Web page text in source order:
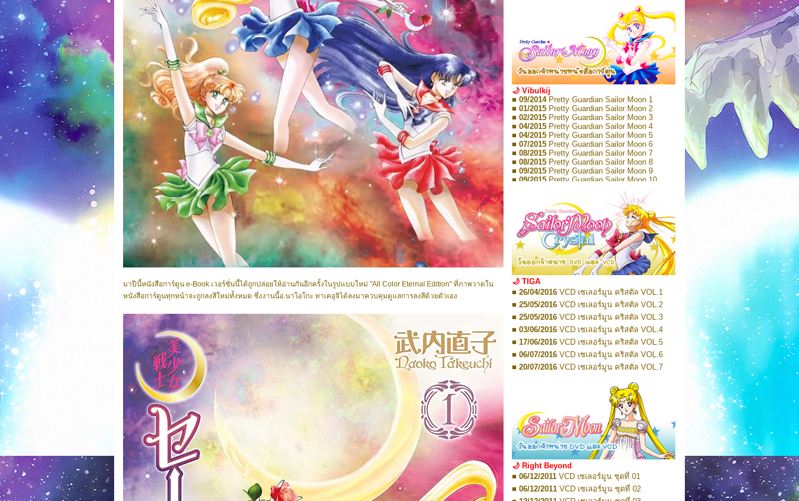
มาปีนี้หนังสือการ์ตูน e-Book เวอร์ชั่นนี้ได้ถูกปล่อยให้อ่านกันอีกครั้งในรูปแบบใหม่ "All Color Eternal Edition" ที่ภาพวาดใน
หนังสือการ์ตูนทุกหน้าจะถูกลงสีใหม่ทั้งหมด ซึ่งงานนี้อ.นาโอโกะ ทาเคอุจิได้ลงมาควบคุมดูแลการลงสีด้วยตัวเอง
🌙 Vibulkij
■ 09/2014 Pretty Guardian Sailor Moon 1
■ 01/2015 Pretty Guardian Sailor Moon 2
■ 02/2015 Pretty Guardian Sailor Moon 3
■ 04/2015 Pretty Guardian Sailor Moon 4
■ 04/2015 Pretty Guardian Sailor Moon 5
■ 07/2015 Pretty Guardian Sailor Moon 6
■ 08/2015 Pretty Guardian Sailor Moon 7
■ 08/2015 Pretty Guardian Sailor Moon 8
■ 09/2015 Pretty Guardian Sailor Moon 9
■ 09/2015 Pretty Guardian Sailor Moon 10
Pretty Guardian Sailor Moon 11
Pretty Guardian Sailor Moon 12
Pretty Guardian Sailor Moon Short
Stories 1
■ 09/2018Pretty Guardian Sailor Moon Short
Stories 2
■ 01/2022Pretty Guardian Sailor Moon Eternal
Edition 1
■ 01/2022Pretty Guardian Sailor Moon Eternal
Edition 2
■ 03/2022Pretty Guardian Sailor Moon Eternal
Edition 3
■ 03/2022Pretty Guardian Sailor Moon Eternal
Edition 4
■ 07/2022Pretty Guardian Sailor Moon Eternal
Edition 5
■ 07/2022Pretty Guardian Sailor Moon Eternal
Edition 6
Pretty Guardian Sailor Moon Eternal
Edition 7
■ 01/2023Pretty Guardian Sailor Moon Eternal
Pretty Guardian Sailor Moon Eternal
Pretty Guardian Sailor Moon Eternal
Edition 10
■ TBA 2026Code Name: Sailor V 1
■ TBA 2026Code Name: Sailor V 2
🌙 TIGA
■ 26/04/2016 VCD เซเลอร์มูน คริสตัล VOL.1
■ 25/05/2016 VCD เซเลอร์มูน คริสตัล VOL.2
■ 25/05/2016 VCD เซเลอร์มูน คริสตัล VOL.3
■ 03/06/2016 VCD เซเลอร์มูน คริสตัล VOL.4
■ 17/06/2016 VCD เซเลอร์มูน คริสตัล VOL.5
■ 06/07/2016 VCD เซเลอร์มูน คริสตัล VOL.6
■ 20/07/2016 VCD เซเลอร์มูน คริสตัล VOL.7
VCD เซเลอร์มูน คริสตัล VOL.9
VCD เซเลอร์มูน คริสตัล VOL.10
■ 10/08/2016
VCD เซเลอร์มูน คริสตัล VOL.11
■ 10/08/2016VCD เซเลอร์มูน คริสตัล VOL.12
■ 17/08/2016VCD เซเลอร์มูน คริสตัล VOL.13
■ 26/05/2016 DVD เซเลอร์มูน คริสตัล VOL.1
■ 08/07/2016DVD เซเลอร์มูน คริสตัล VOL.2
■ 19/08/2016 DVD เซเลอร์มูน คริสตัล VOL.3
■ 08/09/2016 DVD เซเลอร์มูน คริสตัล VOL.4
🌙 Right Beyond
■ 06/12/2011 VCD เซเลอร์มูน ชุดที่ 01
■ 06/12/2011 VCD เซเลอร์มูน ชุดที่ 02